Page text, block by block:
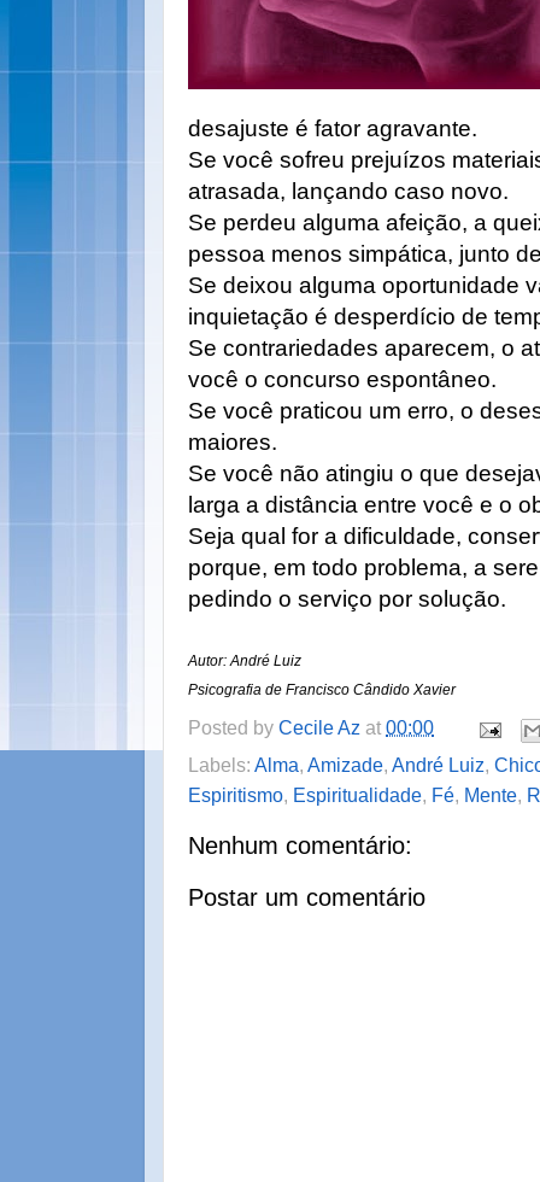
desajuste é fator agravante.
Se você sofreu prejuízos
atrasada, lançando caso novo.
Se perdeu alguma afeição, a
pessoa menos simpática, junto
Se deixou alguma oportunidade
inquietação é desperdício de
Se contrariedades aparecem, o
você o concurso espontâneo.
Se você praticou um erro, o
maiores.
Se você não atingiu o que
larga a distância entre você e o
Seja qual for a dificuldade,
porque, em todo problema, a
pedindo o serviço por solução.
Autor: André Luiz
Psicografia de Francisco Cândido Xavier
Posted by Cecile Az at 00:00
Labels: Alma, Amizade, André Luiz,
Espiritismo, Espiritualidade, Fé, Mente,
Nenhum comentário:
Postar um comentário